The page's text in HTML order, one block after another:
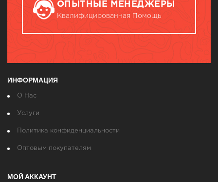
ОПЫТНЫЕ МЕНЕДЖЕРЫ
Квалифицированная Помощь
ИНФОРМАЦИЯ
О Нас
Услуги
Политика конфиденциальности
Оптовым покупателям
МОЙ АККАУНТ